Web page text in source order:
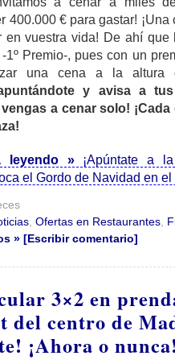
400.000 € para gastar!
en vuestra vida! De ahí que
1º Premio-, pues con un
una cena a la altura
y avisa a
vengas a cenar solo!
leyendo » ¡Apúntate a
el Gordo de Navidad en
Ofertas en Restaurantes
» [Escribir comentario]
3×2 en
del centro de
¡Ahora o